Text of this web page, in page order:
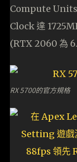
Compute Units
Clock 達
(RTX 2060 為
RX 5700的官方規格